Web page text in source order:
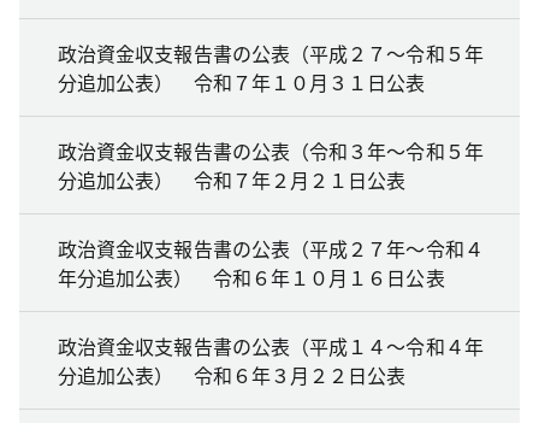
政治資金収支報告書の公表（平成２７～令和５年
分追加公表） 令和７年１０月３１日公表
政治資金収支報告書の公表（令和３年～令和５年
分追加公表） 令和７年２月２１日公表
政治資金収支報告書の公表（平成２７年～令和４
年分追加公表） 令和６年１０月１６日公表
政治資金収支報告書の公表（平成１４～令和４年
分追加公表） 令和６年３月２２日公表